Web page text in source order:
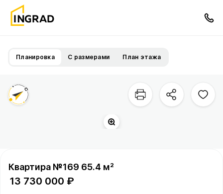
Планировка С размерами План этажа
Квартира №169 65.4 м²
13 730 000 ₽